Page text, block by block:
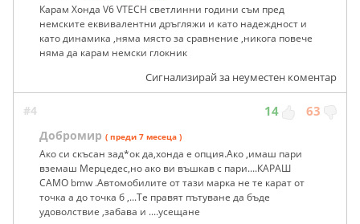
Карам Хонда V6 VTECH светлинни години съм пред
немските еквивалентни дръгляжи и като надеждност и
като динамика ,няма място за сравнение ,никога повече
няма да карам немски глокник
Сигнализирай за неуместен коментар
#4 14 63
Добромир ( преди 7 месеца )
Ако си скъсан зад*ок да,хонда е опция.Ако ,имаш пари
вземаш Мерцедес,но ако ви въшкав с пари....КАРАШ
САМО bmw .Автомобилите от тази марка не те карат от
точка а до точка б ,...Те правят пътуване да бъде
удоволствие ,забава и ....усещане